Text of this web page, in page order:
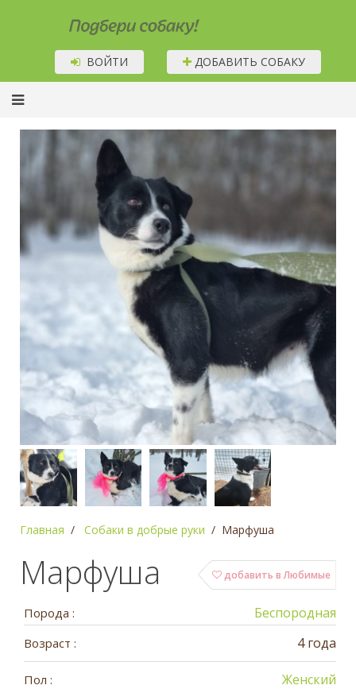
Подбери собаку!
ВОЙТИ ДОБАВИТЬ СОБАКУ
Главная Собаки в добрые руки Марфуша
добавить в Любимые
Марфуша
Порода : Беспородная
Возраст : 4 года
Пол : Женский